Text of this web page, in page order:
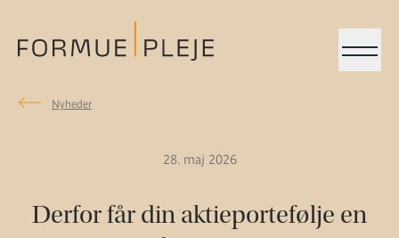
Menu
Nyheder
28. maj 2026
Derfor får din aktieportefølje en